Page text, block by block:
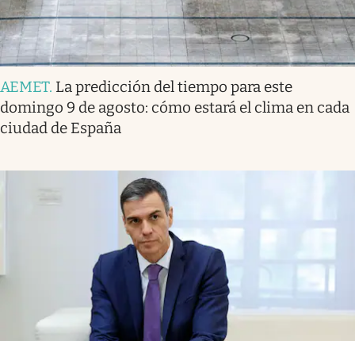
AEMET. La predicción del tiempo para este
domingo 9 de agosto: cómo estará el clima en cada
ciudad de España